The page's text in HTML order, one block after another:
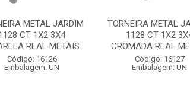
METAL JARDIM
CT 1X2 3X4
REAL METAIS
Código: 16126
Embalagem: UN
TORNEIRA METAL
1128 CT 1X2
CROMADA REAL
Código: 16127
Embalagem: UN